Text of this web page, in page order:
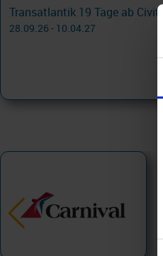
28.09.26 - 10.04.27